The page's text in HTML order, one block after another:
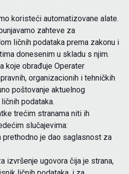
koristeći automatizovane alate.
zahteve za
ličnih podataka prema zakonu i
donesenim u skladu s njim.
koje obrađuje Operater
organizacionih i tehničkih
poštovanje aktuelnog
podataka.
trećim stranama niti ih
slučajevima:
prethodno je dao saglasnost za
izvršenje ugovora čija je strana,